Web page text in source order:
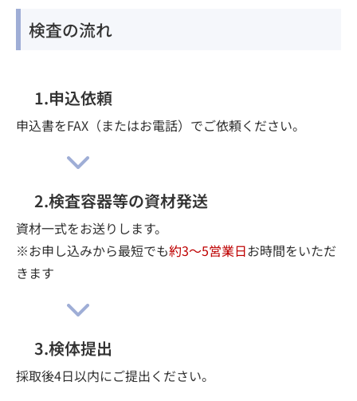
検査の流れ
1.申込依頼
申込書をFAX（またはお電話）でご依頼ください。
2.検査容器等の資材発送
資材一式をお送りします。
※お申し込みから最短でも約3～5営業日お時間をいただ
きます
3.検体提出
採取後4日以内にご提出ください。